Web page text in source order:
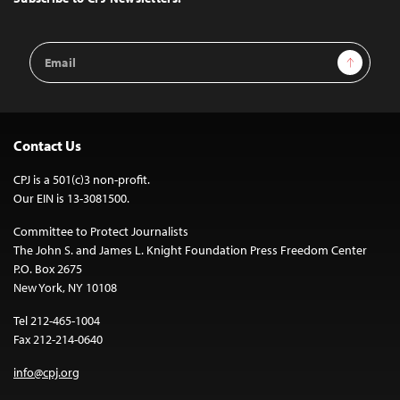
Email
Address
Sign Up
Contact Us
CPJ is a 501(c)3 non-profit.
Our EIN is 13-3081500.
Committee to Protect Journalists
The John S. and James L. Knight Foundation Press Freedom Center
P.O. Box 2675
New York, NY 10108
Tel 212-465-1004
Fax 212-214-0640
info@cpj.org